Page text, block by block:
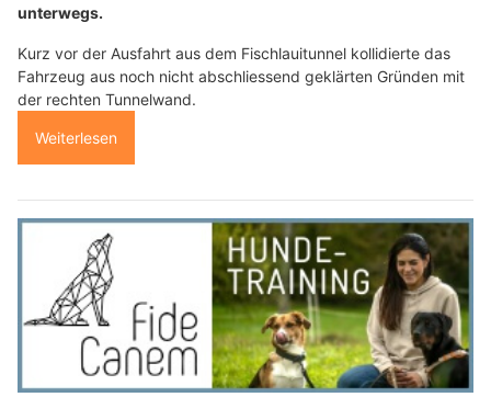
unterwegs.
Kurz vor der Ausfahrt aus dem Fischlauitunnel kollidierte das
Fahrzeug aus noch nicht abschliessend geklärten Gründen mit
der rechten Tunnelwand.
Weiterlesen